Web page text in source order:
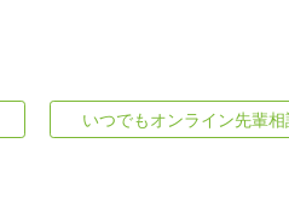
いつでもオンライン先輩相